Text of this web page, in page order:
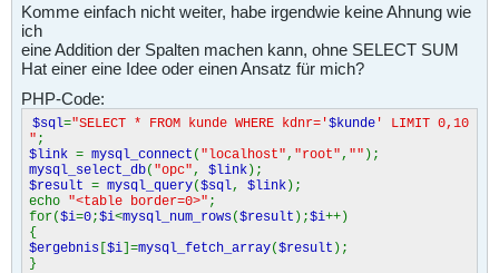
Komme einfach nicht weiter, habe irgendwie keine Ahnung wie
ich
eine Addition der Spalten machen kann, ohne SELECT SUM
Hat einer eine Idee oder einen Ansatz für mich?
PHP-Code:
$sql="SELECT * FROM kunde WHERE kdnr='$kunde ' LIMIT 0,10
" ;
$link = mysql_connect ( "localhost" , "root" , "" );
mysql_select_db( "opc" , $link);
$result = mysql_query($sql, $link);
echo "<table border=0>" ;
for($i=0;$i<mysql_num_rows($result );$i++)
{
$ergebnis [$i]=mysql_fetch_array($result );
}